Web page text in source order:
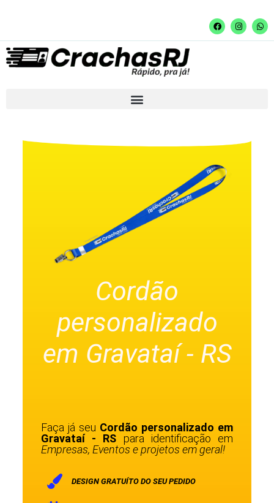
Cordão
personalizado
em Gravataí - RS
Faça já seu Cordão personalizado em
Gravataí - RS para identificação em
Empresas, Eventos e projetos em geral!
DESIGN GRATUÍTO DO SEU PEDIDO